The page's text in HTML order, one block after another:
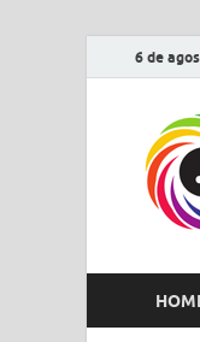
6 de